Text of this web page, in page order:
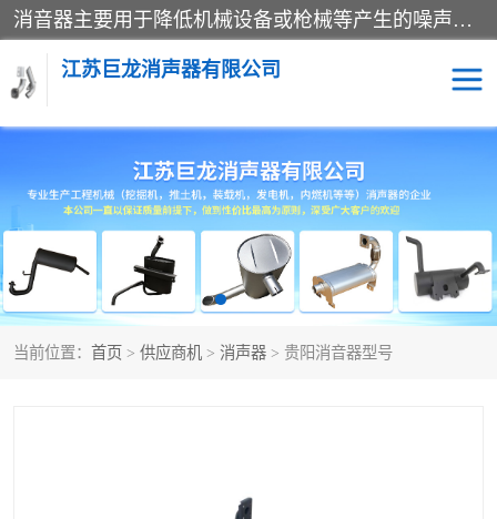
消音器主要用于降低机械设备或枪械等产生的噪声。它通过阻尼或增加排气面积来降低排气速度和功率，从而降低噪声。常见的消音器类型包括阻性消声器、抗性消声器、共振消声器以及阻抗复合式消声器等。这些消音器各有特点，适用于不同频率的噪声消除。
江苏巨龙消声器有限公司
当前位置： 首页 > 供应商机 > 消声器 > 贵阳消音器型号
消声器